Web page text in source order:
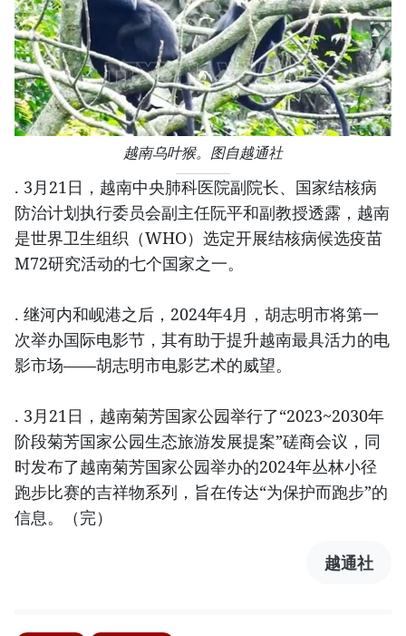
越南乌叶猴。图自越通社
. 3月21日，越南中央肺科医院副院长、国家结核病
防治计划执行委员会副主任阮平和副教授透露，越南
是世界卫生组织（WHO）选定开展结核病候选疫苗
M72研究活动的七个国家之一。
. 继河内和岘港之后，2024年4月，胡志明市将第一
次举办国际电影节，其有助于提升越南最具活力的电
影市场——胡志明市电影艺术的威望。
. 3月21日，越南菊芳国家公园举行了“2023~2030年
阶段菊芳国家公园生态旅游发展提案”磋商会议，同
时发布了越南菊芳国家公园举办的2024年丛林小径
跑步比赛的吉祥物系列，旨在传达“为保护而跑步”的
信息。（完）
越通社